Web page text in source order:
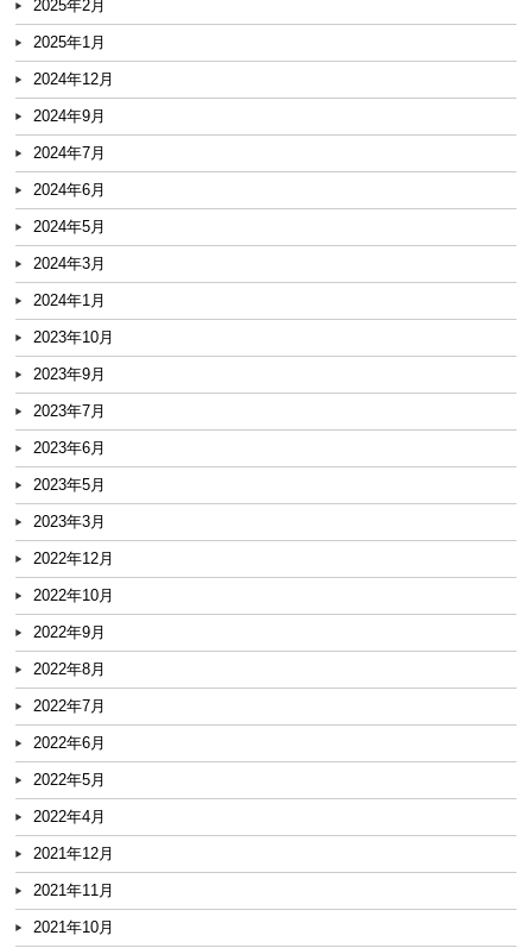
2025年2月
2025年1月
2024年12月
2024年9月
2024年7月
2024年6月
2024年5月
2024年3月
2024年1月
2023年10月
2023年9月
2023年7月
2023年6月
2023年5月
2023年3月
2022年12月
2022年10月
2022年9月
2022年8月
2022年7月
2022年6月
2022年5月
2022年4月
2021年12月
2021年11月
2021年10月